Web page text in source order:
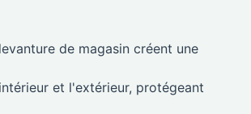
de magasin créent une
et l'extérieur, protégeant